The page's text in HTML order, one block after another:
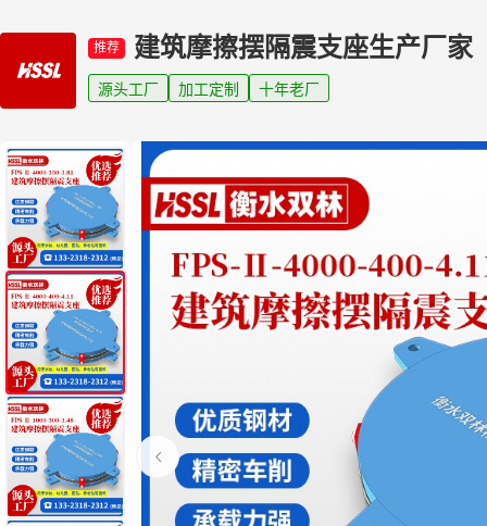
推荐 建筑摩擦摆隔震支座生产厂家
源头工厂 加工定制 十年老厂